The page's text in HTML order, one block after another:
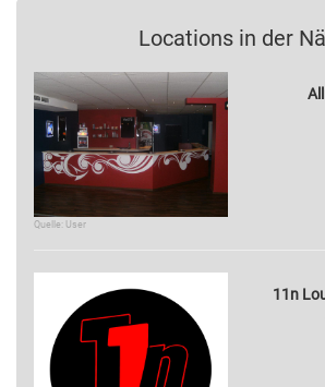
Locations in der
Quelle: User
11n